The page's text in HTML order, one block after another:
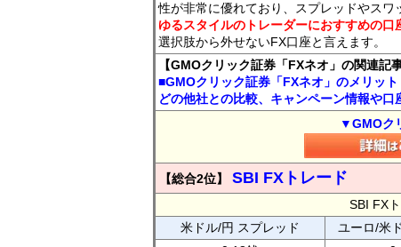
性が非常に優れており、スプレッドやスワ
ゆるスタイルのトレーダーにおすすめの口
選択肢から外せないFX口座と言えます。
【GMOクリック証券「FXネオ」の関連記事
■GMOクリック証券「FXネオ」のメリッ
どの他社との比較、キャンペーン情報や口
▼GMOク
【総合2位】 SBI FXトレード
SBI FX
米ドル/円 スプレッド
ユーロ/米